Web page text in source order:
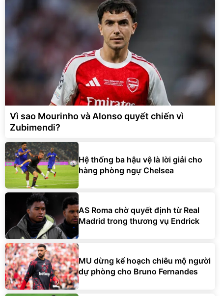
Flash Sale
Vali Bamozo Khung Nhôm
295.000 đ
Đã bán nhiều
Vì sao Mourinho và Alonso quyết chiến vì
Zubimendi?
Hệ thống ba hậu vệ là lời giải cho
hàng phòng ngự Chelsea
AS Roma chờ quyết định từ Real
Madrid trong thương vụ Endrick
MU dừng kế hoạch chiêu mộ người
dự phòng cho Bruno Fernandes